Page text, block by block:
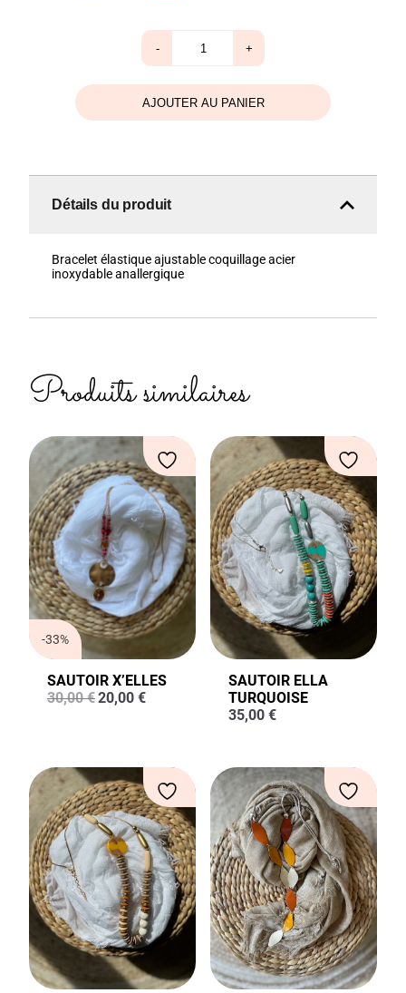
de
Bracelet
coquillage
argenté
- +
AJOUTER AU PANIER
Détails du produit
Bracelet élastique ajustable coquillage acier
inoxydable anallergique
Produits similaires
-33%
SAUTOIR X’ELLES
30,00€Le
30,00 €.
20,00 €Le
20,00 €.
SAUTOIR ELLA
TURQUOISE
35,00 €